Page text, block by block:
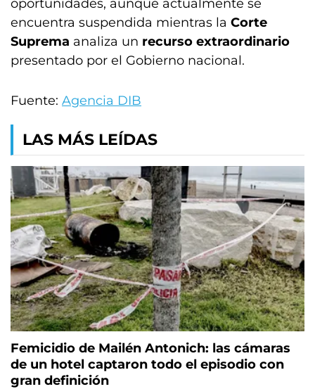
oportunidades, aunque actualmente se
encuentra suspendida mientras la Corte
Suprema analiza un recurso extraordinario
presentado por el Gobierno nacional.
Fuente: Agencia DIB
LAS MÁS LEÍDAS
Femicidio de Mailén Antonich: las cámaras
de un hotel captaron todo el episodio con
gran definición